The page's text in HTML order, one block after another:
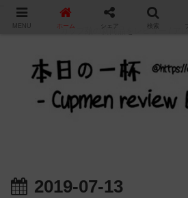
カップ麺の新商品をレビュー / ア
2019-07-13
MENU ホーム シェア 検索